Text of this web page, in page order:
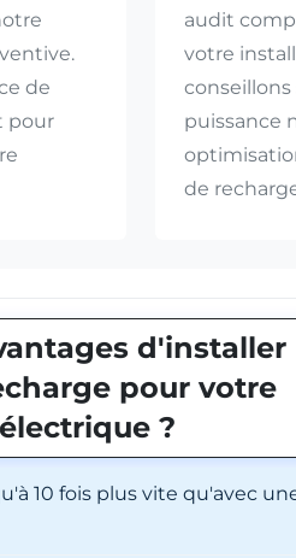
de
pour
audit
votre
conseillons
puissance
de
d'installer
pour votre
?
10 fois plus vite qu'avec